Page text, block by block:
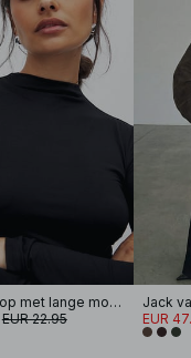
Soft Line top met lange mouwen en trechterhals
EUR 22.95 EUR